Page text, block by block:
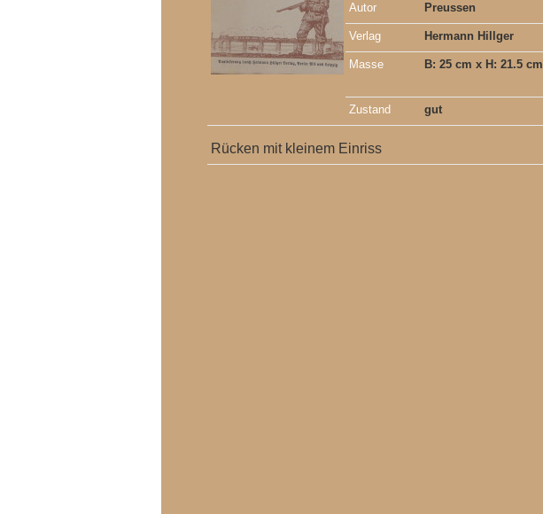
Autor
Preussen
Verlag Hermann Hillger
Masse B: 25 cm x H: 21.5 cm
Zustand gut
Rücken mit kleinem Einriss